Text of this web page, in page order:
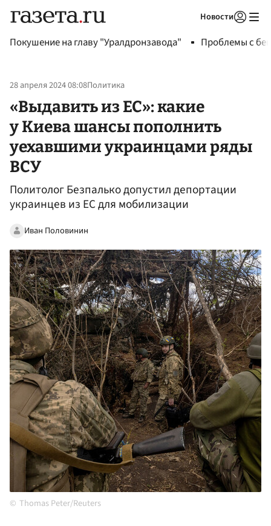
Новости
Покушение на главу "Уралдронзавода" Проблемы с
28 апреля 2024 08:08Политика
«Выдавить из ЕС»: какие
у Киева шансы пополнить
уехавшими украинцами ряды
ВСУ
Политолог Безпалько допустил депортации
украинцев из ЕС для мобилизации
Иван Половинин
Thomas Peter/Reuters